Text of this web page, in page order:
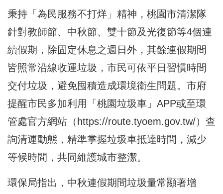
秉持「為民服務不打烊」精神，桃園市清潔隊
針對教師節、中秋節、雙十節及光復節等4個連
續假期，除固定休息之週日外，其餘連假期間
皆照常沿線收運垃圾，市民可依平日習慣時間
交付垃圾，避免囤積造成環境衛生問題。市府
提醒市民多加利用「桃園垃圾車」APP或至環
管處官方網站（https://route.tyoem.gov.tw/）查
詢清運動態，精準掌握垃圾車抵達時間，減少
等候時間，共同維護城市整潔。
環保局指出，中秋連假期間垃圾量常顯著增